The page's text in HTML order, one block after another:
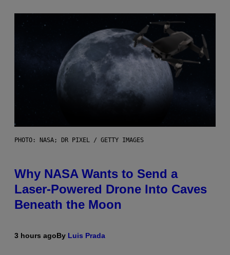
PHOTO: NASA; DR PIXEL / GETTY IMAGES
Why NASA Wants to Send a
Laser-Powered Drone Into Caves
Beneath the Moon
3 hours agoBy Luis Prada